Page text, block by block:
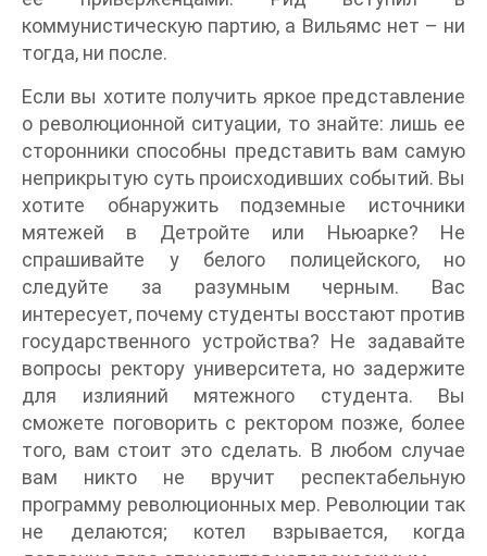
коммунистическую партию, а Вильямс нет – ни
тогда, ни после.
Если вы хотите получить яркое представление
о революционной ситуации, то знайте: лишь ее
сторонники способны представить вам самую
неприкрытую суть происходивших событий. Вы
хотите обнаружить подземные источники
мятежей в Детройте или Ньюарке? Не
спрашивайте у белого полицейского, но
следуйте за разумным черным. Вас
интересует, почему студенты восстают против
государственного устройства? Не задавайте
вопросы ректору университета, но задержите
для излияний мятежного студента. Вы
сможете поговорить с ректором позже, более
того, вам стоит это сделать. В любом случае
вам никто не вручит респектабельную
программу революционных мер. Революции так
не делаются; котел взрывается, когда